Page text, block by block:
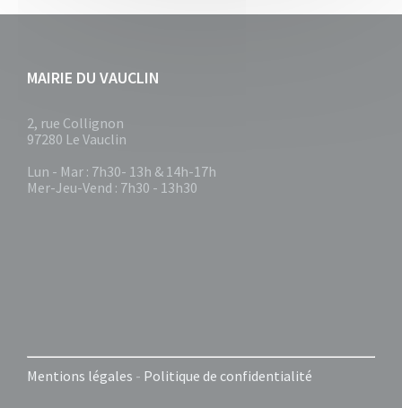
MAIRIE DU VAUCLIN
2, rue Collignon
97280 Le Vauclin
Lun - Mar : 7h30- 13h & 14h-17h
Mer-Jeu-Vend : 7h30 - 13h30
Mentions légales - Politique de confidentialité